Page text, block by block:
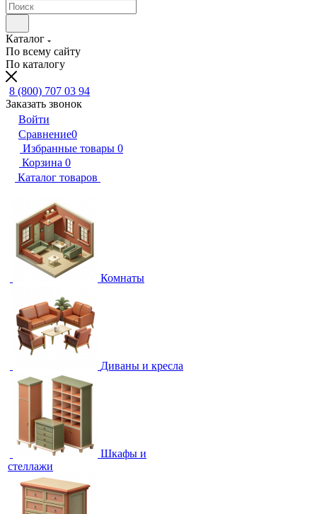
Каталог
По всему сайту
По каталогу
8 (800) 707 03 94
Заказать звонок
Войти
Сравнение0
Избранные товары 0
Корзина 0
Каталог товаров
Комнаты
Диваны и кресла
Шкафы и
стеллажи